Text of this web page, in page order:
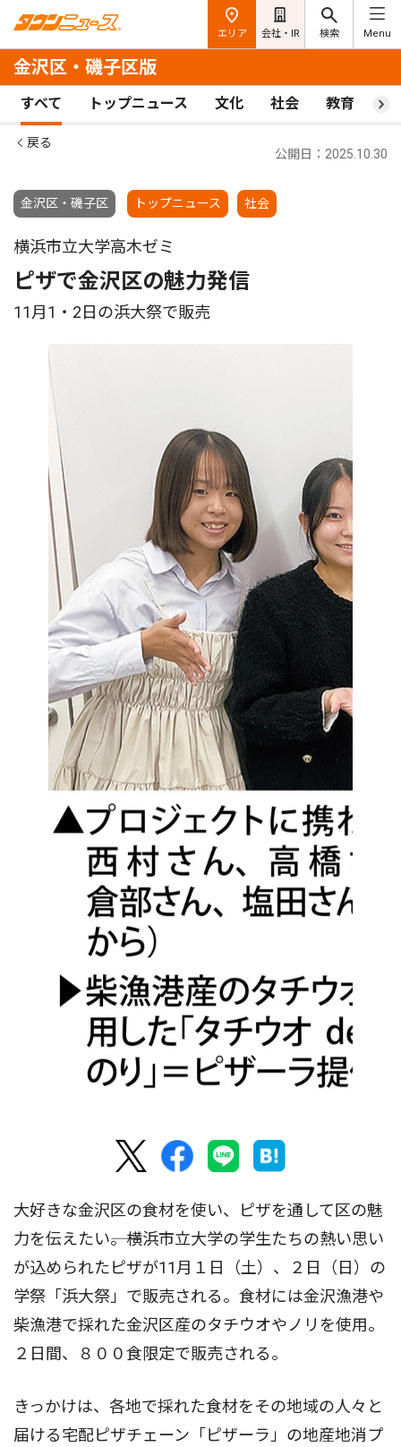
エリア 会社・IR 検索 Menu
金沢区・磯子区版
すべて トップニュース 文化 社会 教育 ス
戻る
金沢区・磯子区 トップニュース 社会
公開日：2025.10.30
横浜市立大学高木ゼミ
ピザで金沢区の魅力発信
11月1・2日の浜大祭で販売
大好きな金沢区の食材を使い、ピザを通して区の魅
力を伝えたい――。横浜市立大学の学生たちの熱い思い
が込められたピザが11月１日（土）、２日（日）の
学祭「浜大祭」で販売される。食材には金沢漁港や
柴漁港で採れた金沢区産のタチウオやノリを使用。
２日間、８００食限定で販売される。
きっかけは、各地で採れた食材をその地域の人々と
届ける宅配ピザチェーン「ピザーラ」の地産地消プ